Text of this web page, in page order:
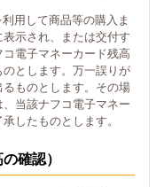
用して商品等の購入ま
示され、または交付す
電子マネーカード残高
とします。万一誤りが
ものとします。その場
当該ナフコ電子マネー
したものとします。
確認）